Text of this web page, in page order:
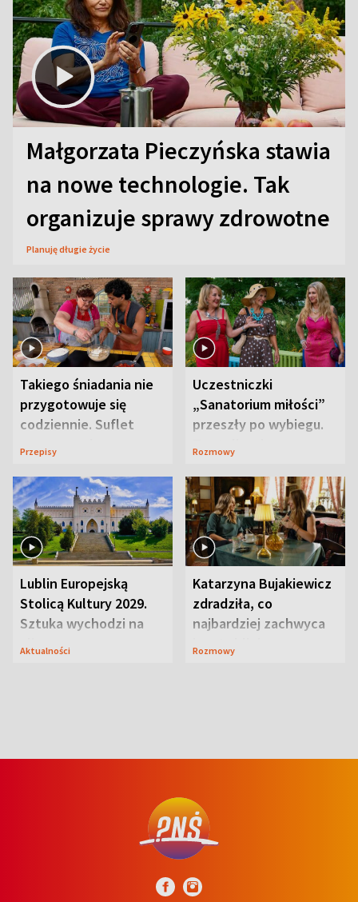
Małgorzata Pieczyńska stawia
na nowe technologie. Tak
organizuje sprawy zdrowotne
Planuję długie życie
Takiego śniadania nie
przygotowuje się
codziennie. Suflet
serowy zachwyca
Przepisy
Uczestniczki
„Sanatorium miłości”
przeszły po wybiegu.
Te stylizacje
Rozmowy
Lublin Europejską
Stolicą Kultury 2029.
Sztuka wychodzi na
ulice
Aktualności
Katarzyna Bujakiewicz
zdradziła, co
najbardziej zachwyca
ją w Lublinie
Rozmowy